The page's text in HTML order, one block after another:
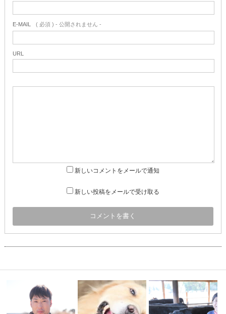
E-MAIL ( 必須 ) - 公開されません -
URL
新しいコメントをメールで通知
新しい投稿をメールで受け取る